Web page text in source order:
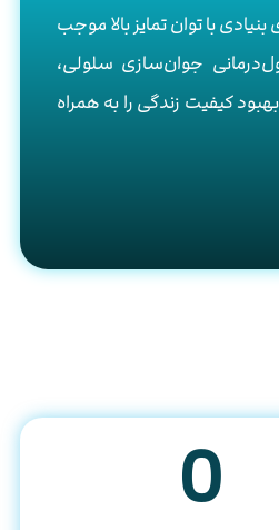
با توان تمایز بالا موجب
جوان‌سازی سلولی،
کیفیت زندگی را به همراه
0